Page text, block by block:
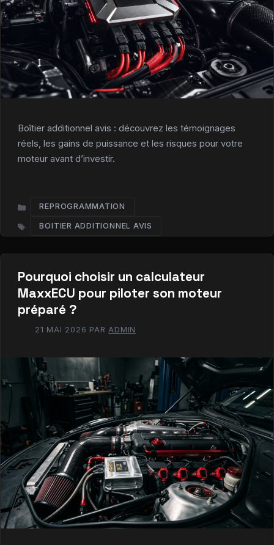
Boîtier additionnel avis : découvrez les témoignages
réels, les gains de puissance et les risques pour votre
moteur avant d’investir.
CATÉGORIES
REPROGRAMMATION
ÉTIQUETTES
BOITIER ADDITIONNEL AVIS
Pourquoi choisir un calculateur
MaxxECU pour piloter son moteur
préparé ?
21 MAI 2026 PAR ADMIN